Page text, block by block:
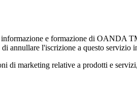
e formazione di OANDA
annullare l'iscrizione a questo servizio
marketing relative a prodotti e